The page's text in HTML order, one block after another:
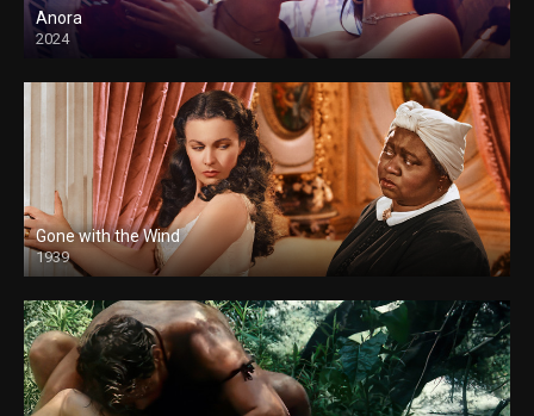
Anora
2024
Gone with the Wind
1939